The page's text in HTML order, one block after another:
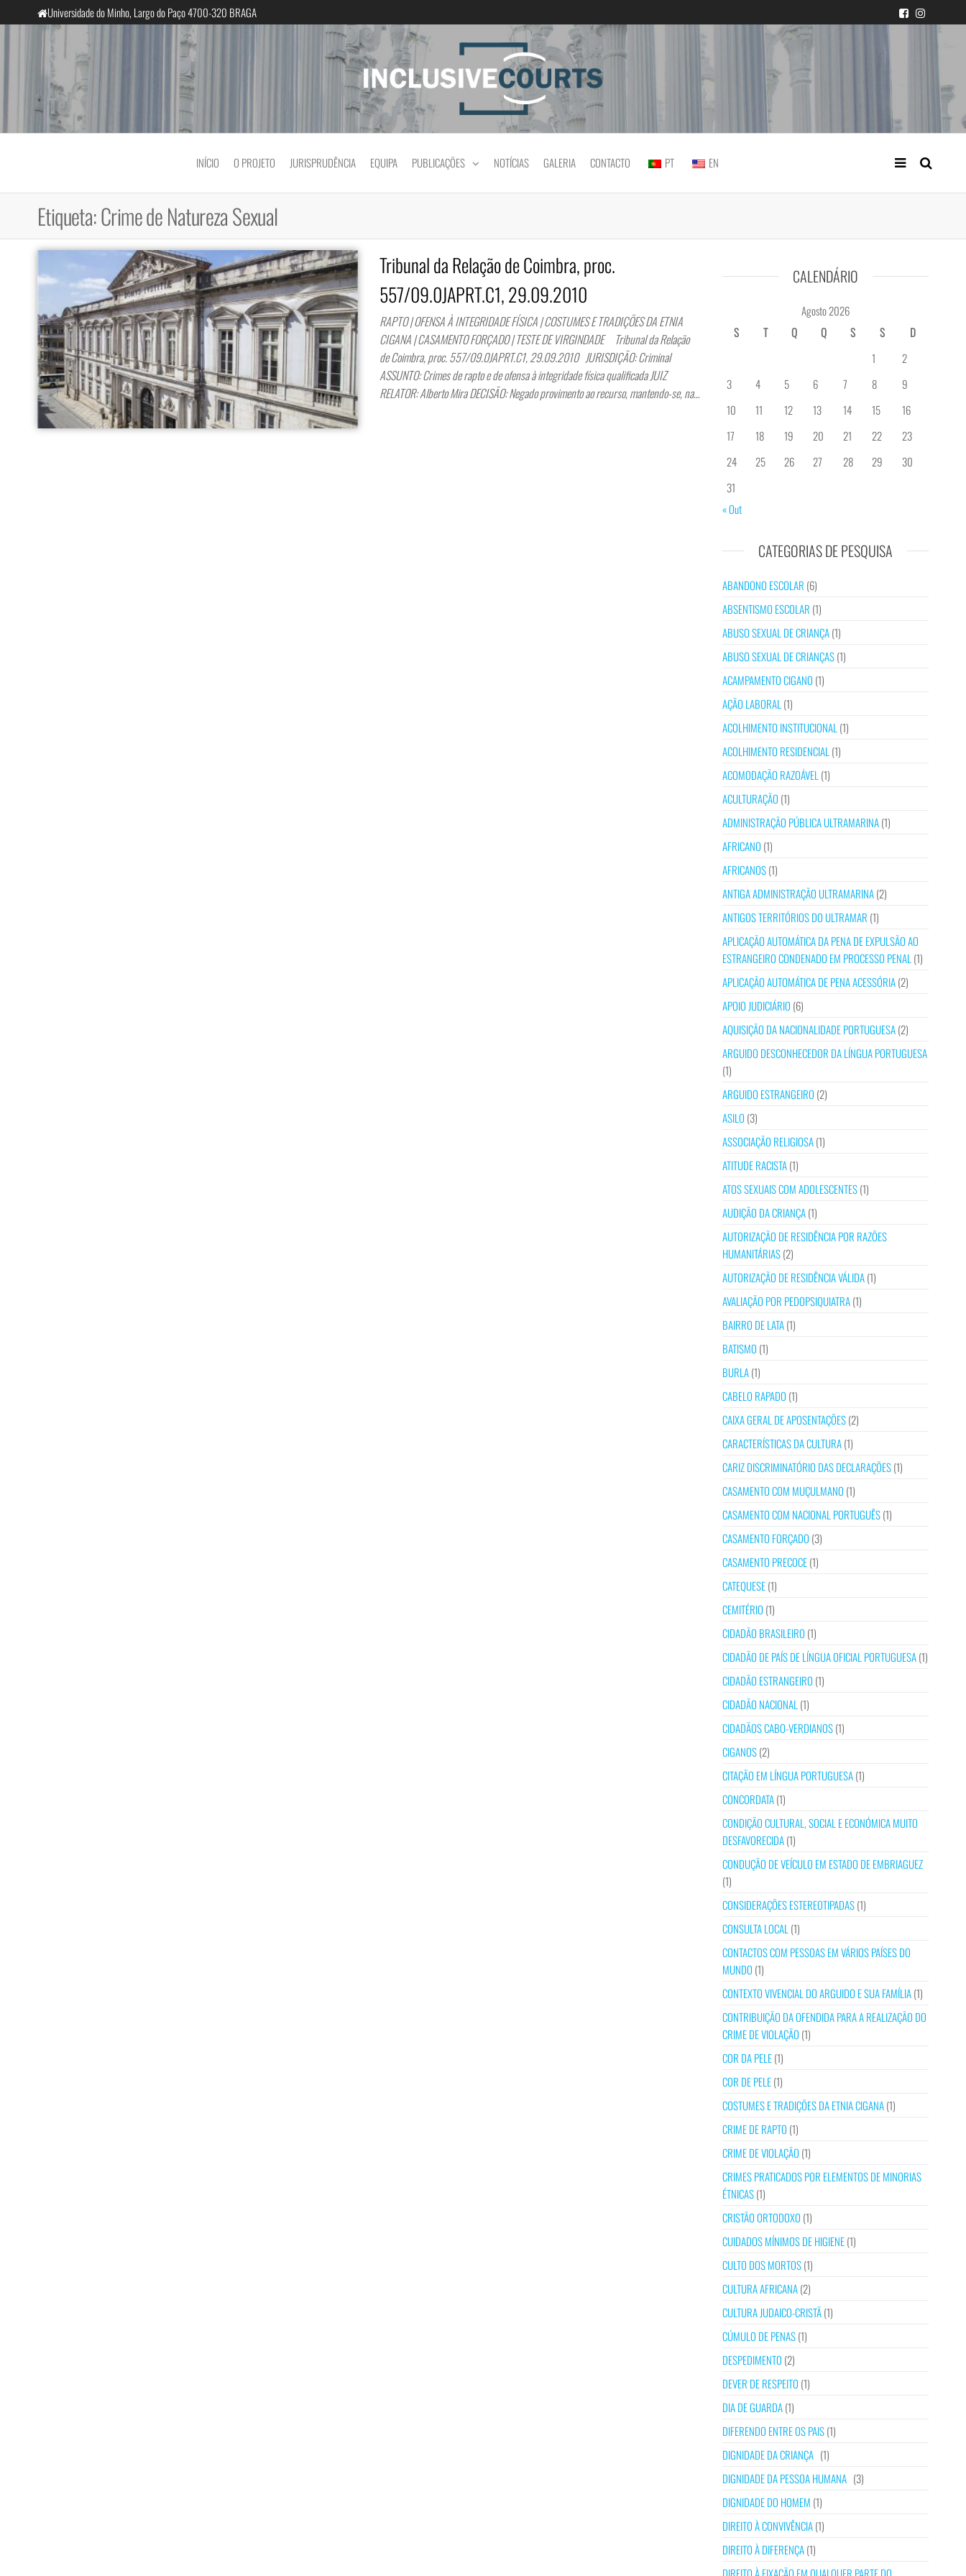
para
Universidade do Minho, Largo do Paço 4700-320 BRAGA
InclusiveCourts Igualdade e diferença cultural na prática judicial portuguesa
INÍCIO O PROJETO JURISPRUDÊNCIA EQUIPA PUBLICAÇÕES NOTÍCIAS GALERIA CONTACTO PT EN
Etiqueta:Crime de Natureza Sexual
Tribunal da Relação de Coimbra, proc.
557/09.0JAPRT.C1, 29.09.2010
RAPTO | OFENSA À INTEGRIDADE FÍSICA | COSTUMES E TRADIÇÕES DA ETNIA
CIGANA | CASAMENTO FORÇADO | TESTE DE VIRGINDADE Tribunal da Relação
de Coimbra, proc. 557/09.0JAPRT.C1, 29.09.2010 JURISDIÇÃO: Criminal
ASSUNTO: Crimes de rapto e de ofensa à integridade física qualificada JUIZ
RELATOR: Alberto Mira DECISÃO: Negado provimento ao recurso, mantendo-se, na…
CALENDÁRIO
Agosto 2026
S
T Q Q S S
D
1
2
3
4 5 6 7 8
9
10
11 12 13 14 15
16
17
18 19 20 21 22
23
24
25 26 27 28 29
30
31
« Out
CATEGORIAS DE PESQUISA
ABANDONO ESCOLAR (6)
ABSENTISMO ESCOLAR (1)
ABUSO SEXUAL DE CRIANÇA(1)
ABUSO SEXUAL DE CRIANÇAS(1)
ACAMPAMENTO CIGANO (1)
AÇÃO LABORAL (1)
ACOLHIMENTO INSTITUCIONAL (1)
ACOLHIMENTO RESIDENCIAL (1)
ACOMODAÇÃO RAZOÁVEL (1)
ACULTURAÇÃO (1)
ADMINISTRAÇÃO PÚBLICA ULTRAMARINA(1)
AFRICANO (1)
AFRICANOS(1)
ANTIGA ADMINISTRAÇÃO ULTRAMARINA(2)
ANTIGOS TERRITÓRIOS DO ULTRAMAR (1)
APLICAÇÃO AUTOMÁTICA DA PENA DE EXPULSÃO AO
ESTRANGEIRO CONDENADO EM PROCESSO PENAL (1)
APLICAÇÃO AUTOMÁTICA DE PENA ACESSÓRIA(2)
APOIO JUDICIÁRIO (6)
AQUISIÇÃO DA NACIONALIDADE PORTUGUESA(2)
ARGUIDO DESCONHECEDOR DA LÍNGUA PORTUGUESA
(1)
ARGUIDO ESTRANGEIRO (2)
ASILO (3)
ASSOCIAÇÃO RELIGIOSA(1)
ATITUDE RACISTA(1)
ATOS SEXUAIS COM ADOLESCENTES(1)
AUDIÇÃO DA CRIANÇA(1)
AUTORIZAÇÃO DE RESIDÊNCIA POR RAZÕES
HUMANITÁRIAS(2)
AUTORIZAÇÃO DE RESIDÊNCIA VÁLIDA(1)
AVALIAÇÃO POR PEDOPSIQUIATRA(1)
BAIRRO DE LATA(1)
BATISMO (1)
BURLA(1)
CABELO RAPADO (1)
CAIXA GERAL DE APOSENTAÇÕES(2)
CARACTERÍSTICAS DA CULTURA(1)
CARIZ DISCRIMINATÓRIO DAS DECLARAÇÕES(1)
CASAMENTO COM MUÇULMANO (1)
CASAMENTO COM NACIONAL PORTUGUÊS(1)
CASAMENTO FORÇADO (3)
CASAMENTO PRECOCE(1)
CATEQUESE(1)
CEMITÉRIO (1)
CIDADÃO BRASILEIRO (1)
CIDADÃO DE PAÍS DE LÍNGUA OFICIAL PORTUGUESA(1)
CIDADÃO ESTRANGEIRO (1)
CIDADÃO NACIONAL (1)
CIDADÃOS CABO-VERDIANOS(1)
CIGANOS(2)
CITAÇÃO EM LÍNGUA PORTUGUESA(1)
CONCORDATA(1)
CONDIÇÃO CULTURAL, SOCIAL E ECONÓMICA MUITO
DESFAVORECIDA(1)
CONDUÇÃO DE VEÍCULO EM ESTADO DE EMBRIAGUEZ
(1)
CONSIDERAÇÕES ESTEREOTIPADAS(1)
CONSULTA LOCAL (1)
CONTACTOS COM PESSOAS EM VÁRIOS PAÍSES DO
MUNDO (1)
CONTEXTO VIVENCIAL DO ARGUIDO E SUA FAMÍLIA(1)
CONTRIBUIÇÃO DA OFENDIDA PARA A REALIZAÇÃO DO
CRIME DE VIOLAÇÃO (1)
COR DA PELE(1)
COR DE PELE(1)
COSTUMES E TRADIÇÕES DA ETNIA CIGANA(1)
CRIME DE RAPTO (1)
CRIME DE VIOLAÇÃO (1)
CRIMES PRATICADOS POR ELEMENTOS DE MINORIAS
ÉTNICAS(1)
CRISTÃO ORTODOXO (1)
CUIDADOS MÍNIMOS DE HIGIENE(1)
CULTO DOS MORTOS(1)
CULTURA AFRICANA(2)
CULTURA JUDAICO-CRISTÃ(1)
CÚMULO DE PENAS(1)
DESPEDIMENTO (2)
DEVER DE RESPEITO (1)
DIA DE GUARDA(1)
DIFERENDO ENTRE OS PAIS(1)
DIGNIDADE DA CRIANÇA (1)
DIGNIDADE DA PESSOA HUMANA (3)
DIGNIDADE DO HOMEM (1)
DIREITO À CONVIVÊNCIA(1)
DIREITO À DIFERENÇA(1)